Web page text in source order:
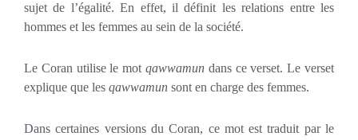
sujet de l’égalité. En effet, il définit les relations entre les
hommes et les femmes au sein de la société.
Le Coran utilise le mot qawwamun dans ce verset. Le verset
explique que les qawwamun sont en charge des femmes.
Dans certaines versions du Coran, ce mot est traduit par le